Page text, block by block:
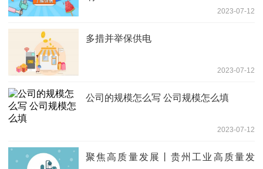
2023-07-12
多措并举保供电
2023-07-12
公司的规模怎么写 公司规模怎么填
2023-07-12
聚焦高质量发展丨贵州工业高质量发